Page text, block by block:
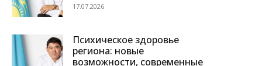
17.07.2026
Психическое здоровье
региона: новые
возможности, современные